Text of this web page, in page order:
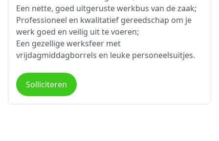
Een nette, goed uitgeruste werkbus van de zaak;
Professioneel en kwalitatief gereedschap om je
werk goed en veilig uit te voeren;
Een gezellige werksfeer met
vrijdagmiddagborrels en leuke personeelsuitjes.
Solliciteren